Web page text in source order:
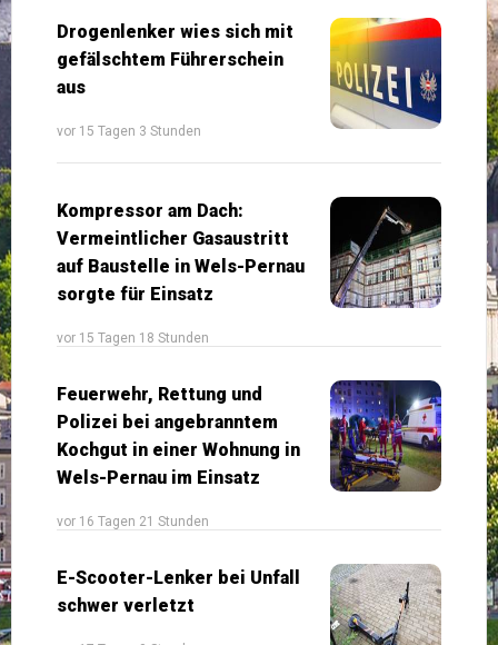
Drogenlenker wies sich mit
gefälschtem Führerschein
aus
vor 15 Tagen 3 Stunden
Kompressor am Dach:
Vermeintlicher Gasaustritt
auf Baustelle in Wels-Pernau
sorgte für Einsatz
vor 15 Tagen 18 Stunden
Feuerwehr, Rettung und
Polizei bei angebranntem
Kochgut in einer Wohnung in
Wels-Pernau im Einsatz
vor 16 Tagen 21 Stunden
E-Scooter-Lenker bei Unfall
schwer verletzt